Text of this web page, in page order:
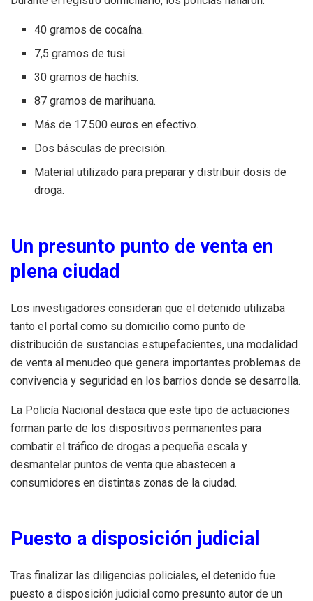
40 gramos de cocaína.
7,5 gramos de tusi.
30 gramos de hachís.
87 gramos de marihuana.
Más de 17.500 euros en efectivo.
Dos básculas de precisión.
Material utilizado para preparar y distribuir dosis de
droga.
Un presunto punto de venta en
plena ciudad
Los investigadores consideran que el detenido utilizaba
tanto el portal como su domicilio como punto de
distribución de sustancias estupefacientes, una modalidad
de venta al menudeo que genera importantes problemas de
convivencia y seguridad en los barrios donde se desarrolla.
La Policía Nacional destaca que este tipo de actuaciones
forman parte de los dispositivos permanentes para
combatir el tráfico de drogas a pequeña escala y
desmantelar puntos de venta que abastecen a
consumidores en distintas zonas de la ciudad.
Puesto a disposición judicial
Tras finalizar las diligencias policiales, el detenido fue
puesto a disposición judicial como presunto autor de un